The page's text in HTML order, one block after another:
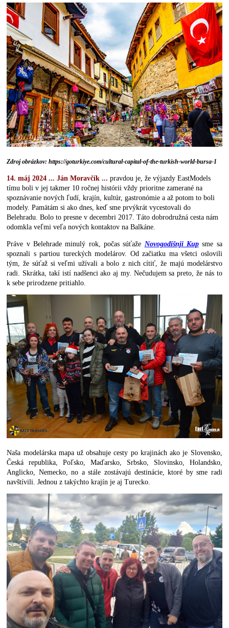
Zdroj obrázkov: https://goturkiye.com/cultural-capital-of-the-turkish-world-bursa-1
14. máj 2024 ... Ján Moravčík ...pravdou je, že výjazdy EastModels
tímu boli v jej takmer 10 ročnej histórii vždy prioritne zamerané na
spoznávanie nových ľudí, krajín, kultúr, gastronómie a až potom to boli
modely. Pamätám si ako dnes, keď sme prvýkrát vycestovali do
Belehradu. Bolo to presne v decembri 2017. Táto dobrodružná cesta nám
odomkla veľmi veľa nových kontaktov na Balkáne.
Práve v Belehrade minulý rok, počas súťaže Novogodišnji Kupsme sa
spoznali s partiou tureckých modelárov. Od začiatku ma všetci oslovili
tým, že súťaž si veľmi užívali a bolo z nich cítiť, že majú modelárstvo
radi. Skrátka, takí istí nadšenci ako aj my. Nečudujem sa preto, že nás to
k sebe prirodzene pritiahlo.
Naša modelárska mapa už obsahuje cesty po krajinách ako je Slovensko,
Česká republika, Poľsko, Maďarsko, Srbsko, Slovinsko, Holandsko,
Anglicko, Nemecko, no a stále zostávajú destinácie, ktoré by sme radi
navštívili. Jednou z takýchto krajín je aj Turecko.